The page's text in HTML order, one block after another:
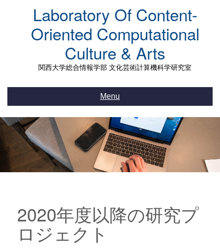
Laboratory Of Content-
Oriented Computational
Culture & Arts
関西大学総合情報学部 文化芸術計算機科学研究室
Menu
2020年度以降の研究プ
ロジェクト